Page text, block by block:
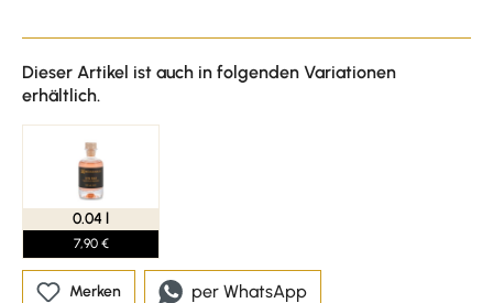
Dieser Artikel ist auch in folgenden Variationen
erhältlich.
0.04 l
7,90 €
Merken per WhatsApp